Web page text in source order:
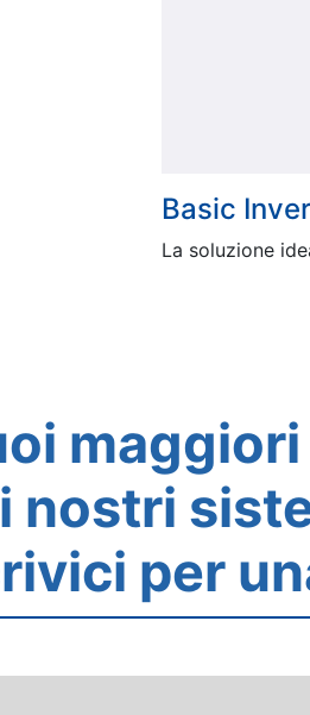
Basic
La soluzione
nostri
per